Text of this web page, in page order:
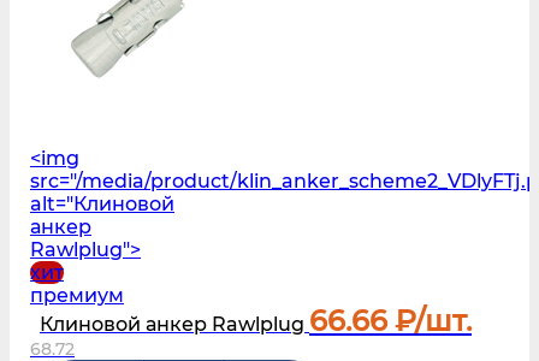
<img
src="/media/product/
alt="Клиновой
анкер
Rawlplug">
хит
премиум
Клиновой анкер Rawlplug 66.66₽/шт.
68.72